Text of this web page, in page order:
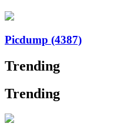
Picdump (4387)
Trending
Trending